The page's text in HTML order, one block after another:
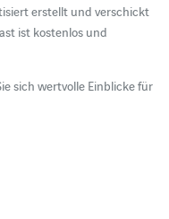
erstellt und verschickt
ist kostenlos und
sich wertvolle Einblicke für